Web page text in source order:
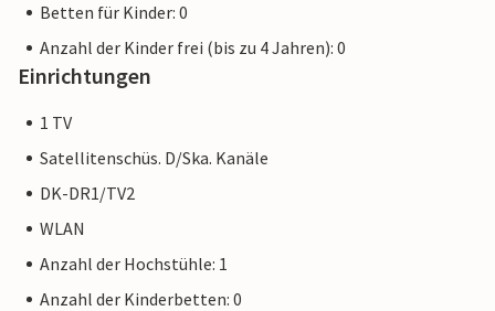
Betten für Kinder: 0
Anzahl der Kinder frei (bis zu 4 Jahren): 0
Einrichtungen
1 TV
Satellitenschüs. D/Ska. Kanäle
DK-DR1/TV2
WLAN
Anzahl der Hochstühle: 1
Anzahl der Kinderbetten: 0